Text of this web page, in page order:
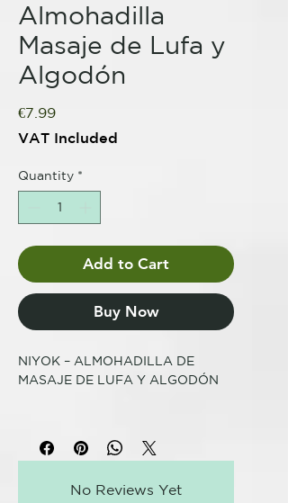
Almohadilla
Masaje de Lufa y
Algodón
€7.99Price
VAT Included
Quantity *
Add to Cart
Buy Now
NIYOK – ALMOHADILLA DE
MASAJE DE LUFA Y ALGODÓN
La almohadilla de masaje de
es una herramienta maravillosa
No Reviews Yet